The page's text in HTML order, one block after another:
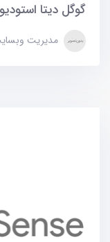
گوگل دیتا
مدیریت